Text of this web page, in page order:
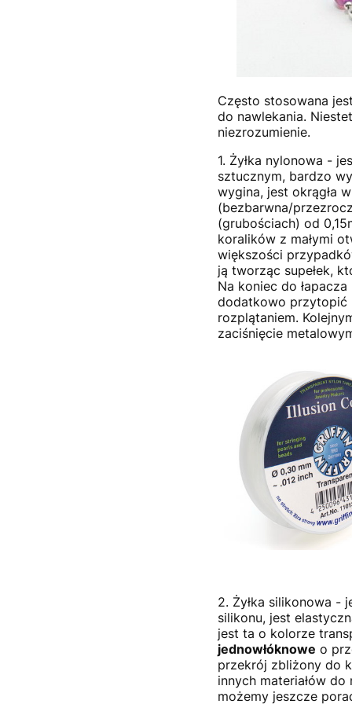
Często stosowana
do nawlekania.
niezrozumienie.
1. Żyłka nylonowa -
sztucznym, bardzo
wygina, jest okrągła
(bezbarwna/
(grubościach) od
koralików z małymi
większości
ją tworząc supełek,
Na koniec do
dodatkowo przytopić
rozplątaniem.
zaciśnięcie
2. Żyłka silikonowa -
silikonu, jest
jest ta o kolorze
jednowłóknowe o
przekrój zbliżony do
innych materiałów
możemy jeszcze